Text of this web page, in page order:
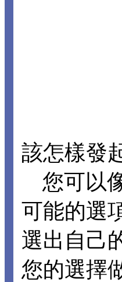
該怎樣發
您可以
可能的選
選出自己
您的選擇